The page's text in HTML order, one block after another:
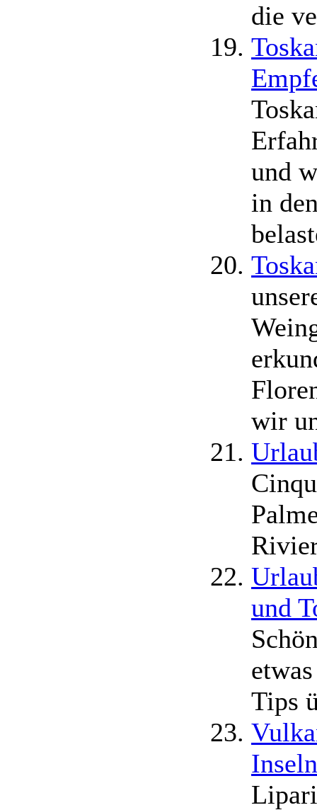
die
und
in
wir
und
Tips